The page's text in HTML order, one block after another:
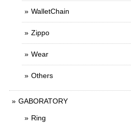
WalletChain
Zippo
Wear
Others
GABORATORY
Ring